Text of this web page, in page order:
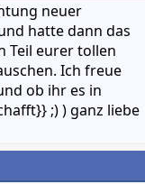
neuer
hatte dann das
Teil eurer tollen
Ich freue
ob ihr es in
;) ) ganz liebe